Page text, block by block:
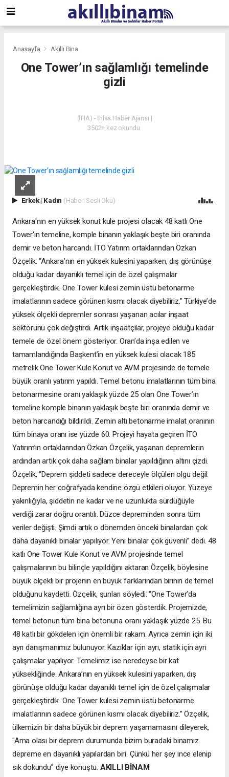
Anasayfa Akıllı Bina
One Tower’ın sağlamlığı temelinde
gizli
(İHA) - İhlas Haber Ajansı |
3502+ kez okundu.
Erkek| Kadın (Haberi Sesli Oku)
Ankara'nın en yüksek konut kule projesi olacak 48 katlı One
Tower'ın temeline, komple binanın yaklaşık beşte biri oranında
demir ve beton harcandı. İTO Yatırım ortaklarından Özkan
Özçelik: “Ankara’nın en yüksek kulesini yaparken, dış görünüşe
olduğu kadar dayanıklı temel için de özel çalışmalar
gerçekleştirdik. One Tower kulesi zemin üstü betonarme
imalatlarının sadece görünen kısmı olacak diyebiliriz.” Türkiye’de
yüksek ölçekli depremler sonrası yaşanan acılar inşaat
sektörünü çok değiştirdi. Artık inşaatçılar, projeye olduğu kadar
temele de özel önem gösteriyor. Oran’da inşa edilen ve
tamamlandığında Başkent’in en yüksek kulesi olacak 185
metrelik One Tower Kule Konut ve AVM projesinde de temele
büyük oranlı yatırım yapıldı. Temel betonu imalatlarının tüm bina
betonarmesine oranı yaklaşık yüzde 25 olan One Tower’ın
temeline komple binanın yaklaşık beşte biri oranında demir ve
beton harcandığı bildirildi. Zemin altı betonarme imalat oranının
tüm binaya oranı ise yüzde 60. Projeyi hayata geçiren İTO
Yatırım’ın ortaklarından Özkan Özçelik, yaşanan depremlerin
ardından artık çok daha sağlam binalar yapıldığının altını çizdi.
Özçelik, “Deprem şiddeti sadece dereceyle ölçülen olgu değil.
Depremin her coğrafyada kendine özgü etkileri oluyor. Yüzeye
yakınlığıyla, şiddetin ne kadar ve ne uzunlukta sürdüğüyle
verdiği zarar doğru orantılı. Düzce depreminden sonra tüm
veriler değişti. Şimdi artık o dönemden önceki binalardan çok
daha dayanıklı binalar yapılıyor. Yeni binalar çok güvenli” dedi. 48
katlı One Tower Kule Konut ve AVM projesinde temel
çalışmalarının bu bilinçle yapıldığını aktaran Özçelik, böylesine
büyük ölçekli bir projenin en büyük farklarından birinin de temel
olduğunu kaydetti. Özçelik, şunları söyledi: “One Tower’da
temelimizin sağlamlığına ayrı bir özen gösterdik. Projemizde,
temel betonun tüm bina betonuna oranı yaklaşık yüzde 25. Bu
48 katlı bir gökdelen için önemli bir rakam. Ayrıca zemin için iki
ayrı danışmanımız bulunuyor. Kazıklar için ayrı, statik için ayrı
çalışmalar yapılıyor. Temelimiz ise neredeyse bir kat
yüksekliğinde. Ankara’nın en yüksek kulesini yaparken, dış
görünüşe olduğu kadar dayanıklı temel için de özel çalışmalar
gerçekleştirdik. One Tower kulesi zemin üstü betonarme
imalatlarının sadece görünen kısmı olacak diyebiliriz.” Özçelik,
ülkemizin bir daha büyük bir deprem yaşamamasını dileyerek,
"Ama olası bir deprem durumunda bizim buradaki binamız
depreme en dayanıklı yapılardan biri. Çünkü her şey ince elenip
sık dokundu” diye konuştu. AKILLI BİNAM